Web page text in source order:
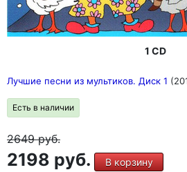
1 CD
Лучшие песни из мультиков. Диск 1
Есть в наличии
2649руб.
2198 руб. В корзину